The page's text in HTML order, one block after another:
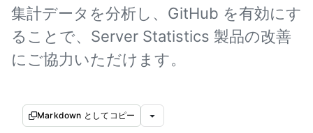
集計データを分析し、GitHub を有効にす
ることで、Server Statistics 製品の改善
にご協力いただけます。
Markdown としてコピー